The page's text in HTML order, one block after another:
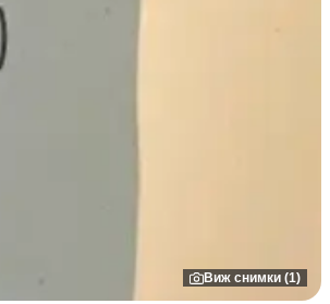
Виж снимки (1)